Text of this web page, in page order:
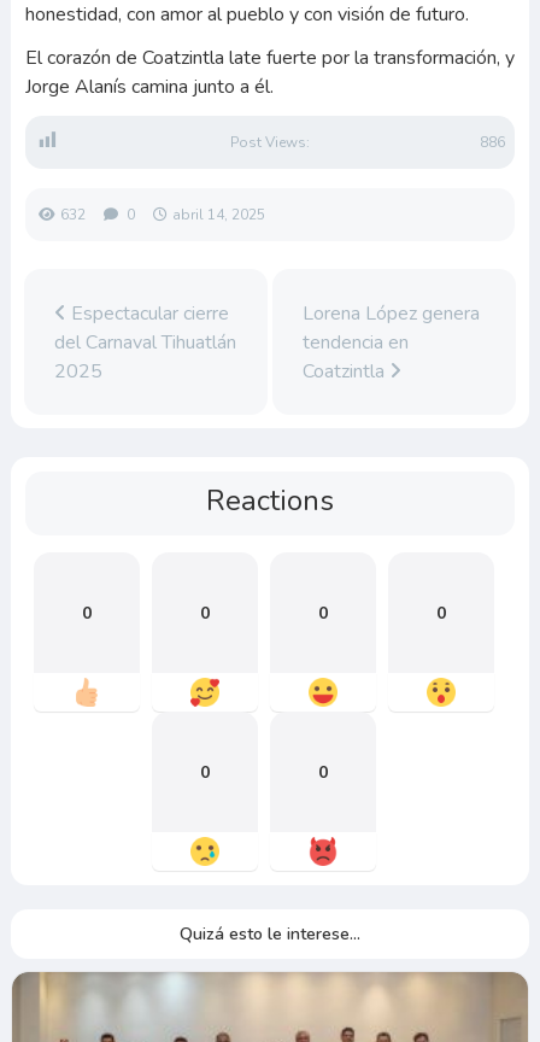
honestidad, con amor al pueblo y con visión de futuro.
El corazón de Coatzintla late fuerte por la transformación, y
Jorge Alanís camina junto a él.
Post Views: 886
632 0 abril 14, 2025
Espectacular cierre
del Carnaval Tihuatlán
2025
Lorena López genera
tendencia en
Coatzintla
Reactions
0 0 0 0
0 0
Quizá esto le interese...